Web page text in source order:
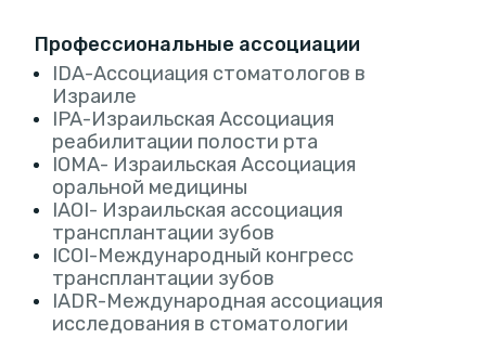
Профессиональные ассоциации
IDA-Ассоциация стоматологов в
Израиле
IPA-Израильская Ассоциация
реабилитации полости рта
IOMA- Израильская Ассоциация
оральной медицины
IAOI- Израильская ассоциация
трансплантации зубов
ICOI-Международный конгресс
трансплантации зубов
IADR-Международная ассоциация
исследования в стоматологии